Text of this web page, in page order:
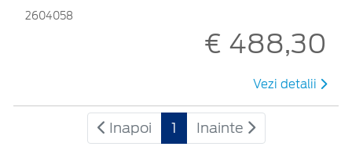
2604058
€ 488,30
Vezi detalii
Inapoi 1 Inainte